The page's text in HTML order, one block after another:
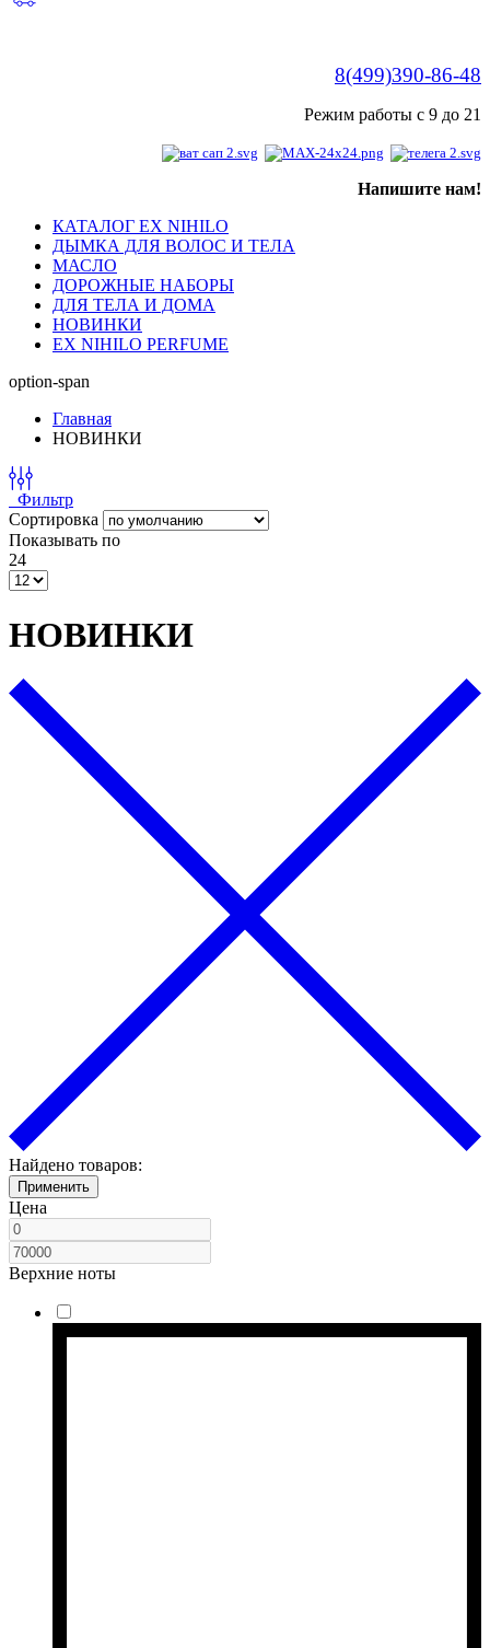
8(499)390-86-48
Режим работы с 9 до 21
Напишите нам!
КАТАЛОГ EX NIHILO
ДЫМКА ДЛЯ ВОЛОС И ТЕЛА
МАСЛО
ДОРОЖНЫЕ НАБОРЫ
ДЛЯ ТЕЛА И ДОМА
НОВИНКИ
EX NIHILO PERFUME
option-span
Главная
НОВИНКИ
Фильтр
Сортировка
Показывать по
24
НОВИНКИ
Найдено товаров:
Применить
Цена
Верхние ноты